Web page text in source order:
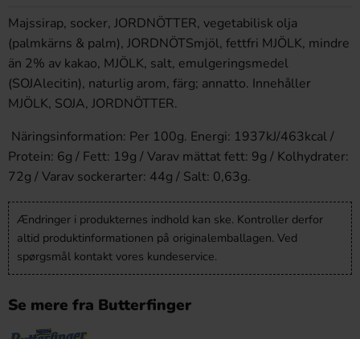
Majssirap, socker, JORDNÖTTER, vegetabilisk olja
(palmkärns & palm), JORDNÖTSmjöl, fettfri MJÖLK, mindre
än 2% av kakao, MJÖLK, salt, emulgeringsmedel
(SOJAlecitin), naturlig arom, färg; annatto. Innehåller
MJÖLK, SOJA, JORDNÖTTER.
Näringsinformation: Per 100g. Energi: 1937kJ/463kcal /
Protein: 6g / Fett: 19g / Varav mättat fett: 9g / Kolhydrater:
72g / Varav sockerarter: 44g / Salt: 0,63g.
Ændringer i produkternes indhold kan ske. Kontroller derfor
altid produktinformationen på originalemballagen. Ved
spørgsmål kontakt vores kundeservice.
Se mere fra Butterfinger